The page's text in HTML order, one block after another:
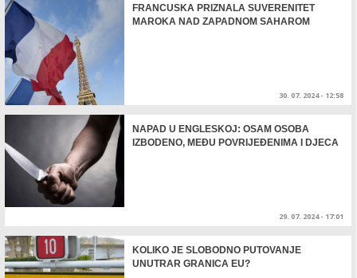
FRANCUSKA PRIZNALA SUVERENITET
MAROKA NAD ZAPADNOM SAHAROM
30. 07. 2024 - 12:58
NAPAD U ENGLESKOJ: OSAM OSOBA
IZBODENO, MEĐU POVRIJEĐENIMA I DJECA
29. 07. 2024 - 17:01
KOLIKO JE SLOBODNO PUTOVANJE
UNUTRAR GRANICA EU?